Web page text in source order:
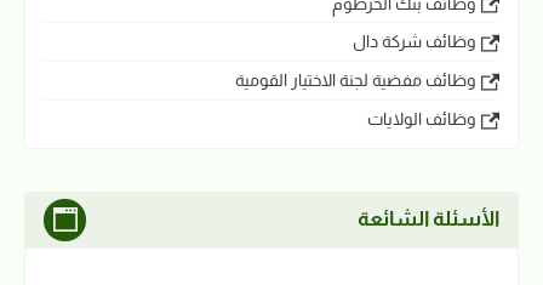
وظائف شركة دال
وظائف مفضية لجنة الاختيار القومية
وظائف الولايات
الأسئلة الشائعة